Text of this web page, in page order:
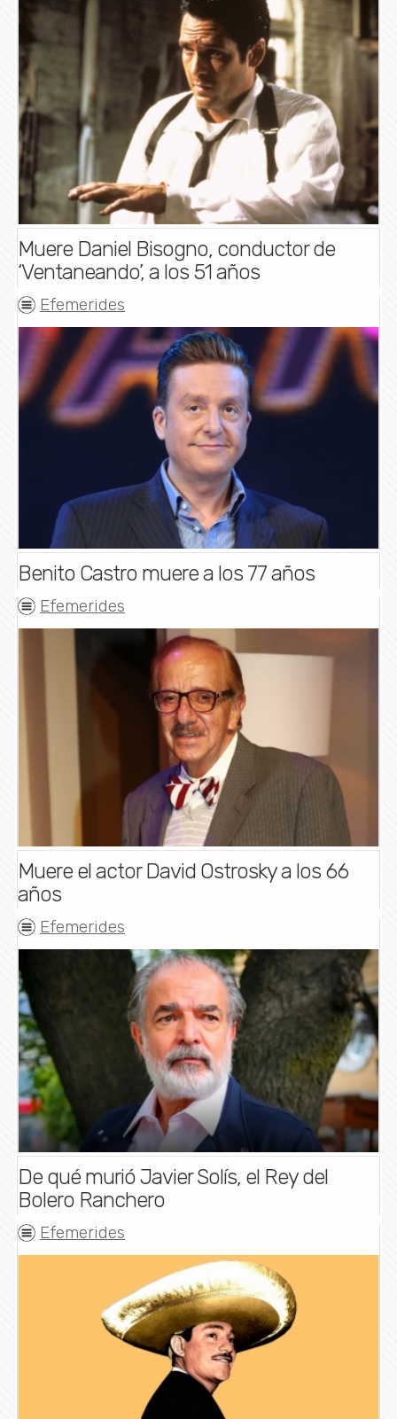
Muere Daniel Bisogno, conductor de
‘Ventaneando’, a los 51 años
Efemerides
Benito Castro muere a los 77 años
Efemerides
Muere el actor David Ostrosky a los 66
años
Efemerides
De qué murió Javier Solís, el Rey del
Bolero Ranchero
Efemerides